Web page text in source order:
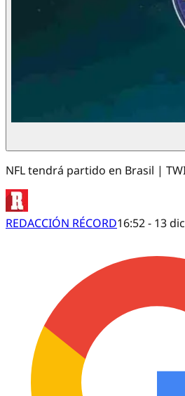
NFL tendrá partido en Brasil |
REDACCIÓN RÉCORD16:52 - 13